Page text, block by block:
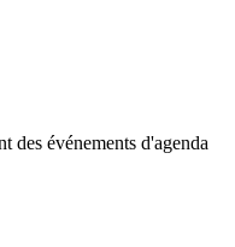
des événements d'agenda